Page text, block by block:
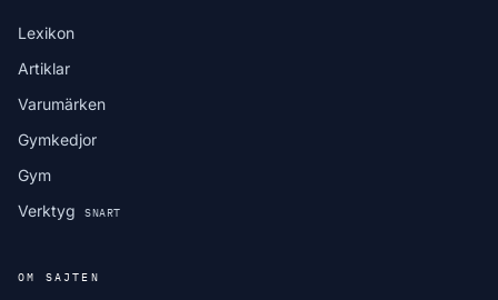
Lexikon
Artiklar
Varumärken
Gymkedjor
Gym
Verktyg
SNART
OM SAJTEN